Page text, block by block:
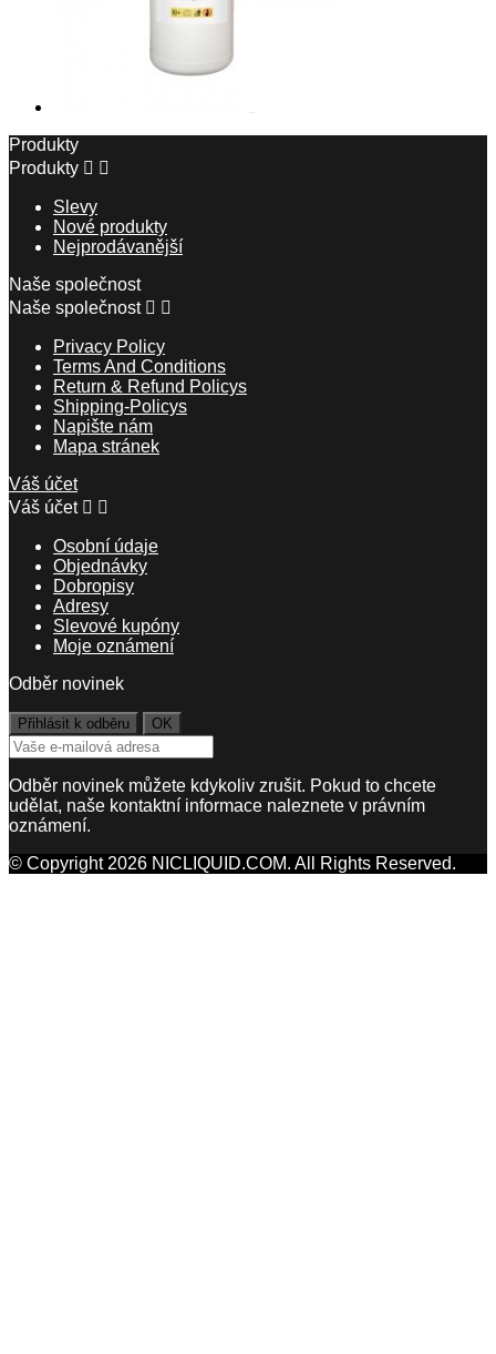
Produkty
Produkty  
Slevy
Nové produkty
Nejprodávanější
Naše společnost
Naše společnost  
Privacy Policy
Terms And Conditions
Return & Refund Policys
Shipping-Policys
Napište nám
Mapa stránek
Váš účet
Váš účet  
Osobní údaje
Objednávky
Dobropisy
Adresy
Slevové kupóny
Moje oznámení
Odběr novinek
Odběr novinek můžete kdykoliv zrušit. Pokud to chcete
udělat, naše kontaktní informace naleznete v právním
oznámení.
© Copyright 2026 NICLIQUID.COM. All Rights Reserved.